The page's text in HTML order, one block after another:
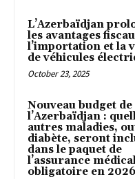
L’Azerbaïdjan
les avantages
l’importation et la
de véhicules
October 23, 2025
Nouveau budget de
l’Azerbaïdjan :
autres maladies,
diabète, seront
dans le paquet de
l’assurance
obligatoire en